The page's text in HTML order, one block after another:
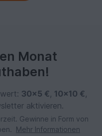
Monat
30×5 €, 10×10 €,
aktivieren.
Gewinne in Form von
Mehr Informationen